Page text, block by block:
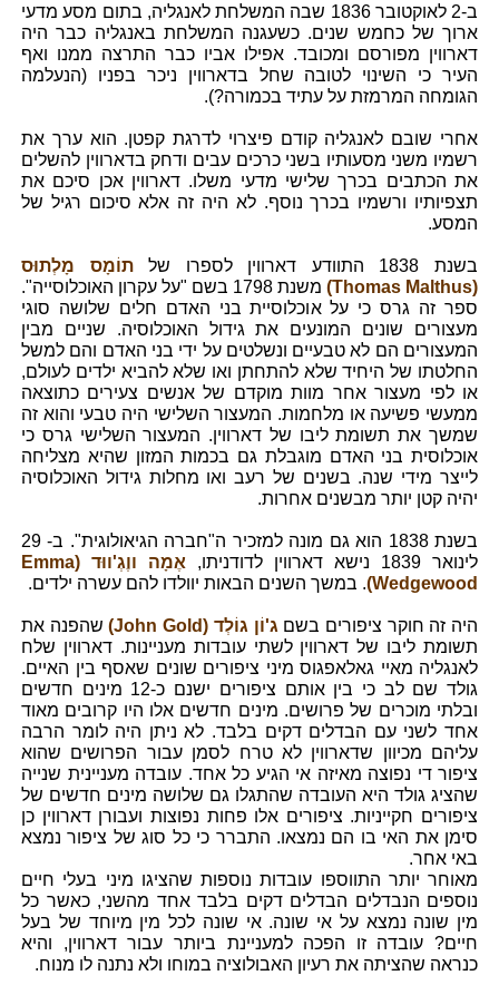
ב-2 לאוקטובר 1836 שבה המשלחת לאנגליה, בתום מסע מדעי
ארוך של כחמש שנים. כשעגנה המשלחת באנגליה כבר היה
דארווין מפורסם ומכובד. אפילו אביו כבר התרצה ממנו ואף
העיר כי השינוי לטובה שחל בדארווין ניכר בפניו (הנעלמה
הגומחה המרמזת על עתיד בכמורה?).
אחרי שובם לאנגליה קודם פיצרוי לדרגת קפטן. הוא ערך את
רשמיו משני מסעותיו בשני כרכים עבים ודחק בדארווין להשלים
את הכתבים בכרך שלישי מדעי משלו. דארווין אכן סיכם את
תצפיותיו ורשמיו בכרך נוסף. לא היה זה אלא סיכום רגיל של
המסע.
בשנת 1838 התוודע דארווין לספרו של
תוֹמָס מָלְתוּס
(Thomas Malthus)
משנת 1798 בשם "על עקרון האוכלוסייה".
ספר זה גרס כי על אוכלוסיית בני האדם חלים שלושה סוגי
מעצורים שונים המונעים את גידול האוכלוסיה. שניים מבין
המעצורים הם לא טבעיים ונשלטים על ידי בני האדם והם למשל
החלטתו של היחיד שלא להתחתן ואו שלא להביא ילדים לעולם,
או לפי מעצור אחר מוות מוקדם של אנשים צעירים כתוצאה
ממעשי פשיעה או מלחמות. המעצור השלישי היה טבעי והוא זה
שמשך את תשומת ליבו של דארווין. המעצור השלישי גרס כי
אוכלוסית בני האדם מוגבלת גם בכמות המזון שהיא מצליחה
לייצר מידי שנה. בשנים של רעב ואו מחלות גידול האוכלוסיה
יהיה קטן יותר מבשנים אחרות.
בשנת 1838 הוא גם מונה למזכיר ה"חברה הגיאולוגית". ב- 29
לינואר 1839 נישא דארווין לדודניתו,
אֶמָה ווֶגְ'ווּד (Emma
Wedgewood) . במשך השנים הבאות יוולדו להם עשרה ילדים.
היה זה חוקר ציפורים בשם ג'וֹן גוֹלְד (John Gold)
שהפנה את
תשומת ליבו של דארווין לשתי עובדות מעניינות. דארווין שלח
לאנגליה מאיי גאלאפגוס מיני ציפורים שונים שאסף בין האיים.
גולד שם לב כי בין אותם ציפורים ישנם כ-12 מינים חדשים
ובלתי מוכרים של פרושים. מינים חדשים אלו היו קרובים מאוד
אחד לשני עם הבדלים דקים בלבד. לא ניתן היה לומר הרבה
עליהם מכיוון שדארווין לא טרח לסמן עבור הפרושים שהוא
ציפור די נפוצה מאיזה אי הגיע כל אחד. עובדה מעניינית שנייה
שהציג גולד היא העובדה שהתגלו גם שלושה מינים חדשים של
ציפורים חקייניות. ציפורים אלו פחות נפוצות ועבורן דארווין כן
סימן את האי בו הם נמצאו. התברר כי כל סוג של ציפור נמצא
באי אחר.
מאוחר יותר התווספו עובדות נוספות שהציגו מיני בעלי חיים
נוספים הנבדלים הבדלים דקים בלבד אחד מהשני, כאשר כל
מין שונה נמצא על אי שונה. אי שונה לכל מין מיוחד של בעל
חיים? עובדה זו הפכה למעניינת ביותר עבור דארווין, והיא
כנראה שהציתה את רעיון האבולוציה במוחו ולא נתנה לו מנוח.